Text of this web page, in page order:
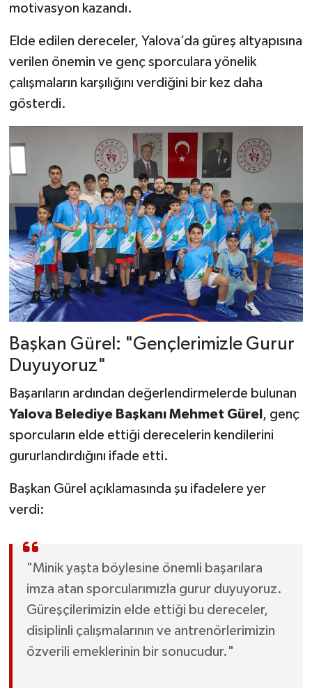
motivasyon kazandı.
Elde edilen dereceler, Yalova’da güreş altyapısına
verilen önemin ve genç sporculara yönelik
çalışmaların karşılığını verdiğini bir kez daha
gösterdi.
Başkan Gürel: "Gençlerimizle Gurur
Duyuyoruz"
Başarıların ardından değerlendirmelerde bulunan
Yalova Belediye Başkanı Mehmet Gürel , genç
sporcuların elde ettiği derecelerin kendilerini
gururlandırdığını ifade etti.
Başkan Gürel açıklamasında şu ifadelere yer
verdi:
"Minik yaşta böylesine önemli başarılara
imza atan sporcularımızla gurur duyuyoruz.
Güreşçilerimizin elde ettiği bu dereceler,
disiplinli çalışmalarının ve antrenörlerimizin
özverili emeklerinin bir sonucudur."